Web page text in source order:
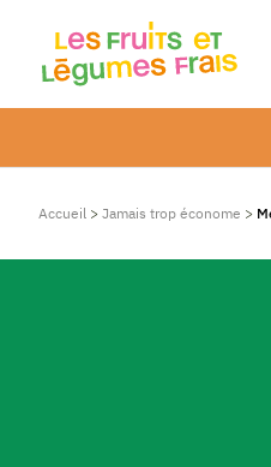
Accueil > Jamais trop économe >